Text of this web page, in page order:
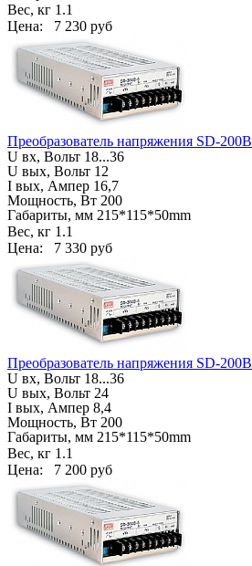
Вес, кг 1.1
Цена: 7 230 руб
Преобразователь напряжения SD-
U вх, Вольт 18...36
U вых, Вольт 12
I вых, Ампер 16,7
Мощность, Вт 200
Габариты, мм 215*115*50mm
Вес, кг 1.1
Цена: 7 330 руб
Преобразователь напряжения SD-
U вх, Вольт 18...36
U вых, Вольт 24
I вых, Ампер 8,4
Мощность, Вт 200
Габариты, мм 215*115*50mm
Вес, кг 1.1
Цена: 7 200 руб